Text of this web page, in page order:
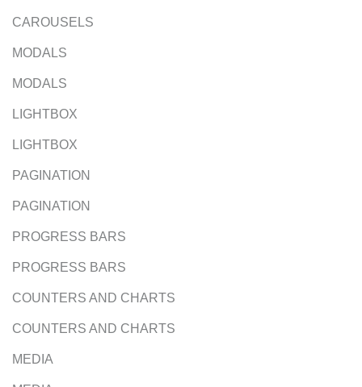
CAROUSELS
MODALS
MODALS
LIGHTBOX
LIGHTBOX
PAGINATION
PAGINATION
PROGRESS BARS
PROGRESS BARS
COUNTERS AND CHARTS
COUNTERS AND CHARTS
MEDIA